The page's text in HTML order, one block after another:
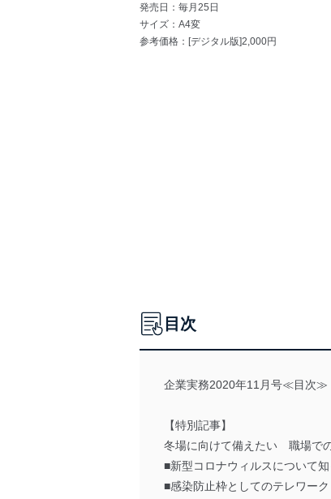
発売日：毎月25日
サイズ：A4変
参考価格：[デジタル版]2,000円
目次
企業実務2020年11月号≪目次≫
【特別記事】
冬場に向けて備えたい 職場で
■新型コロナウィルスについて
■感染防止枠としてのテレワーク